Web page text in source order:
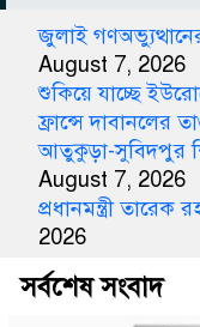
জুলাই
August 7, 2026
শুকিয়ে যাচ্ছে
ফ্রান্সে দাবানলের
আতুকুড়া-সুবিদপুর
August 7, 2026
প্রধানমন্ত্রী
2026
সর্বশেষ সংবাদ